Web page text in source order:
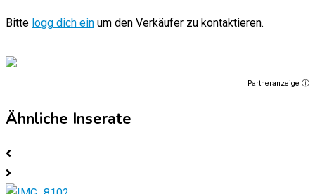
Bitte logg dich ein um den Verkäufer zu kontaktieren.
Partneranzeige ⓘ
Ähnliche Inserate